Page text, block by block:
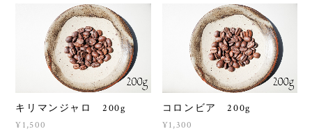
キリマンジャロ 200g
¥1,500
コロンビア 200g
¥1,300